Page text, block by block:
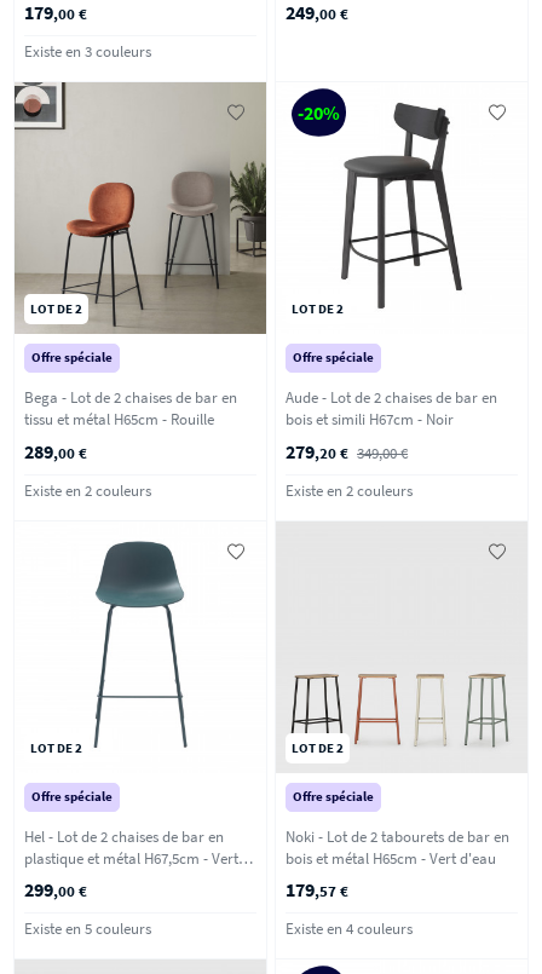
179,00 €
Existe en 3 couleurs
249,00 €
LOT DE 2
Offre spéciale
Bega - Lot de 2 chaises de bar en
tissu et métal H65cm - Rouille
289,00 €
Existe en 2 couleurs
-20%
LOT DE 2
Offre spéciale
Aude - Lot de 2 chaises de bar en
bois et simili H67cm - Noir
279,20 € 349,00 €
Existe en 2 couleurs
LOT DE 2
Offre spéciale
Hel - Lot de 2 chaises de bar en
plastique et métal H67,5cm - Vert
d'eau
299,00 €
Existe en 5 couleurs
LOT DE 2
Offre spéciale
Noki - Lot de 2 tabourets de bar en
bois et métal H65cm - Vert d'eau
179,57 €
Existe en 4 couleurs